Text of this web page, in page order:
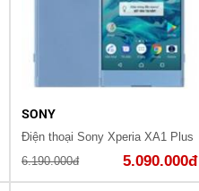
SONY
Điện thoại Sony Xperia XA1 Plus
6.190.000đ
5.090.000đ